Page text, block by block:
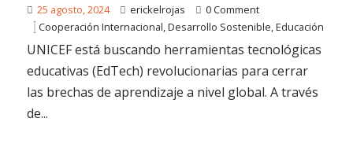
25 agosto, 2024 erickelrojas
0 Comment
Cooperación Internacional,Desarrollo Sostenible,Educación
UNICEF está buscando herramientas tecnológicas
educativas (EdTech) revolucionarias para cerrar
las brechas de aprendizaje a nivel global. A través
de...